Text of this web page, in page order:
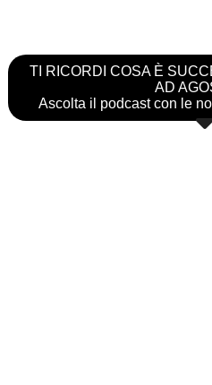
TI RICORDI COSA È
AD
Ascolta il podcast con le